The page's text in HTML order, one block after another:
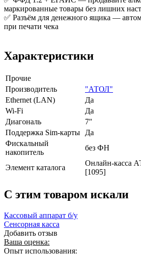
маркированные товары без лишних
✅ Разъём для денежного ящика —
при печати чека
Характеристики
Прочие
Производитель
"АТОЛ"
Ethernet (LAN)
Да
Wi-Fi
Да
Диагональ
7"
Поддержка Sim-карты
Да
Фискальный
накопитель
без ФН
Элемент каталога
Онлайн-касса
[1095]
C этим товаром искали
Кассовый аппарат б/у
Сенсорная касса
Добавить отзыв
Ваша оценка:
Опыт использования: